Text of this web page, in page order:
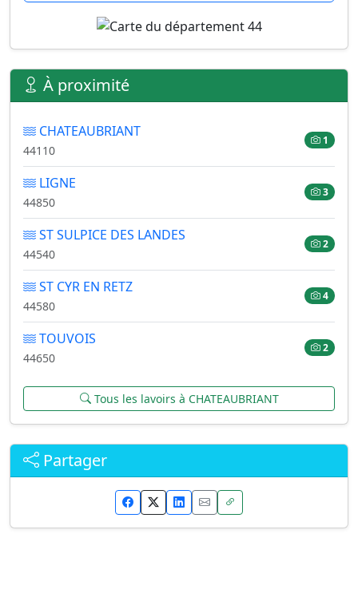
À proximité
CHATEAUBRIANT
44110
1
LIGNE
44850
3
ST SULPICE DES LANDES
44540
2
ST CYR EN RETZ
44580
4
TOUVOIS
44650
2
Tous les lavoirs à CHATEAUBRIANT
Partager